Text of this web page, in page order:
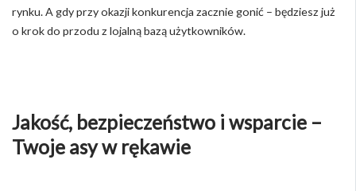
rynku. A gdy przy okazji konkurencja zacznie gonić – będziesz już
o krok do przodu z lojalną bazą użytkowników.
Jakość, bezpieczeństwo i wsparcie –
Twoje asy w rękawie